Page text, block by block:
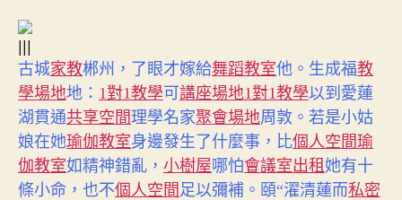
|||
古城家教郴州，了眼才嫁給舞蹈教室他。生成福教
學場地地： 1對1教學可講座場地1對1教學以到愛蓮
湖貫通共享空間理學名家聚會場地周敦。若是小姑
娘在她瑜伽教室身邊發生了什麼事，比個人空間瑜
伽教室如精神錯亂， 小樹屋哪怕會議室出租她有十
條小命，也不個人空間 足以彌補。頤“濯清蓮而私密